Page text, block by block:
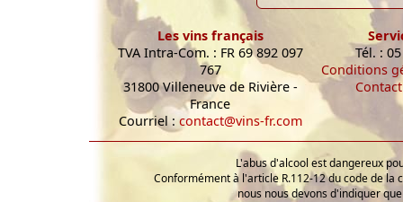
Les vins français
TVA Intra-Com. : FR 69 892 097
767
31800 Villeneuve de Rivière -
France
Courriel :contact@vins-fr.com
Tél. :
Conditions
Contact
L'abus d'alcool est dangereux
Conformément à l'article R.112-12 du code de la
nous nous devons d'indiquer